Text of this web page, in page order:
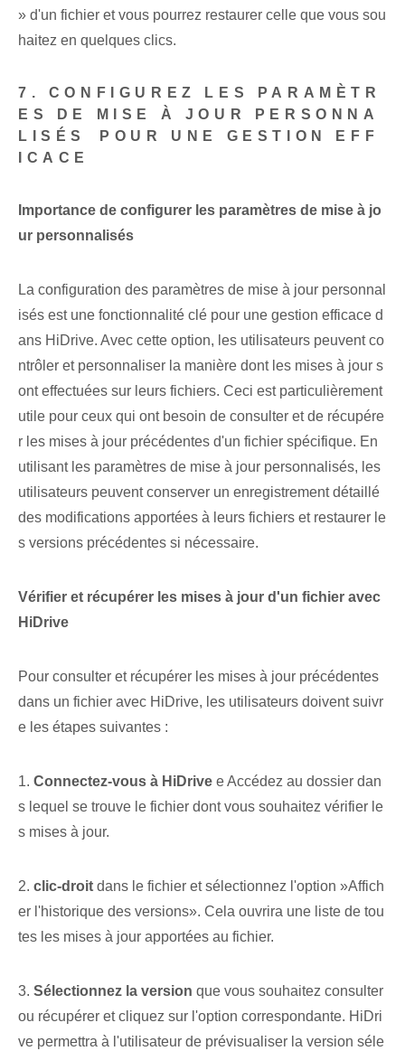
» d'un fichier⁢ et vous pourrez restaurer celle que vous sou
haitez en quelques clics.
7. CONFIGUREZ LES PARAMÈTR
ES DE MISE À JOUR PERSONNA
LISÉS⁤ POUR UNE GESTION EFF
ICACE
Importance de configurer les paramètres de mise à jo
ur personnalisés
La configuration des paramètres de mise à jour personnal
isés est une fonctionnalité clé pour une gestion efficace d
ans HiDrive. Avec cette option, les utilisateurs peuvent co
ntrôler et personnaliser la manière dont les mises à jour s
ont effectuées sur leurs fichiers. Ceci est particulièrement
utile pour ceux qui ont besoin de consulter et de récupére
r les mises à jour précédentes d'un fichier spécifique. En
utilisant les paramètres de mise à jour personnalisés, les
utilisateurs peuvent conserver un enregistrement détaillé
des modifications apportées à leurs fichiers et restaurer le
s versions précédentes si nécessaire.
Vérifier et récupérer les mises à jour d'un fichier avec
HiDrive
Pour consulter ⁤et récupérer les mises à jour précédentes ⁤
dans un fichier avec⁤ HiDrive, les utilisateurs doivent suivr
e ⁣les étapes suivantes :
1.⁤ Connectez-vous à HiDrive e Accédez au dossier dan
s lequel se trouve le fichier dont vous souhaitez vérifier le
s mises à jour.
2. clic-droit ⁣dans le fichier et sélectionnez l'option ⁤»Affich
er l'historique des versions». Cela ouvrira une liste de tou
tes les mises à jour apportées au fichier.
3. Sélectionnez ⁤la‌ version que vous souhaitez consulter
ou récupérer et cliquez sur l'option correspondante. HiDri
ve permettra à l'utilisateur de prévisualiser la version séle